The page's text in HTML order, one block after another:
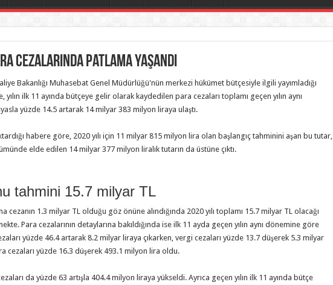
cezalarında patlama yaşandı
Bakanlığı Muhasebat Genel Müdürlüğü'nün merkezi hükümet bütçesiyle ilgili yayımladığı
yılın ilk 11 ayında bütçeye gelir olarak kaydedilen para cezaları toplamı geçen yılın aynı
yüzde 14.5 artarak 14 milyar 383 milyon liraya ulaştı.
habere göre, 2020 yılı için 11 milyar 815 milyon lira olan başlangıç tahminini aşan bu tutar,
elde edilen 14 milyar 377 milyon liralık tutarın da üstüne çıktı.
tahmini 15.7 milyar TL
cezanın 1.3 milyar TL olduğu göz önüne alındığında 2020 yılı toplamı 15.7 milyar TL olacağı
Para cezalarının detaylarına bakıldığında ise ilk 11 ayda geçen yılın aynı dönemine göre
yüzde 46.4 artarak 8.2 milyar liraya çıkarken, vergi cezaları yüzde 13.7 düşerek 5.3 milyar
cezaları yüzde 16.3 düşerek 493.1 milyon lira oldu.
da yüzde 63 artışla 404.4 milyon liraya yükseldi. Ayrıca geçen yılın ilk 11 ayında bütçe